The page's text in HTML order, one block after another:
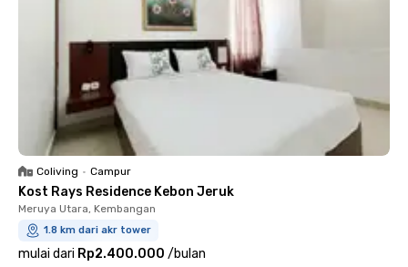
Coliving • Campur
Kost Rays Residence Kebon Jeruk
Meruya Utara, Kembangan
1.8 km dari akr tower
mulai dari Rp2.400.000 /bulan